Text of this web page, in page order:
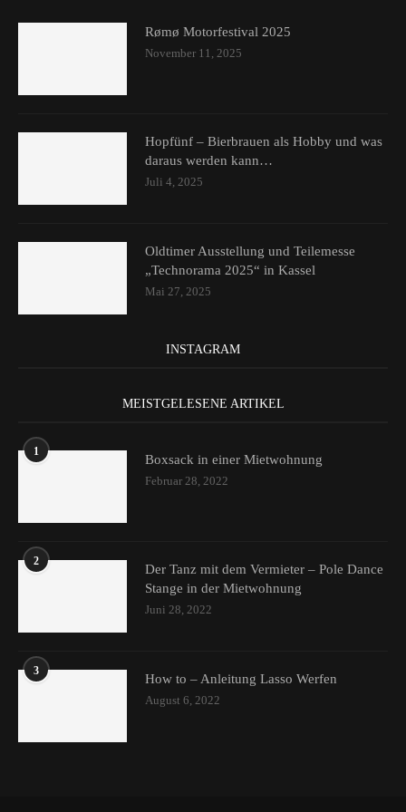
Rømø Motorfestival 2025
November 11, 2025
Hopfünf – Bierbrauen als Hobby und was
daraus werden kann…
Juli 4, 2025
Oldtimer Ausstellung und Teilemesse
„Technorama 2025“ in Kassel
Mai 27, 2025
INSTAGRAM
MEISTGELESENE ARTIKEL
1
Boxsack in einer Mietwohnung
Februar 28, 2022
2
Der Tanz mit dem Vermieter – Pole Dance
Stange in der Mietwohnung
Juni 28, 2022
3
How to – Anleitung Lasso Werfen
August 6, 2022